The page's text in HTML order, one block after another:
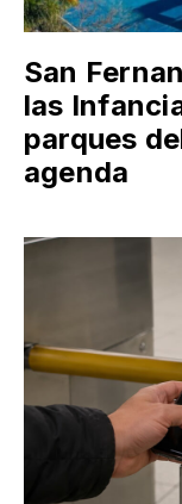
San
las
parques
agenda